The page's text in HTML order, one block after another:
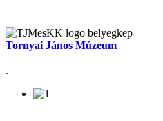
Tornyai János Múzeum
.